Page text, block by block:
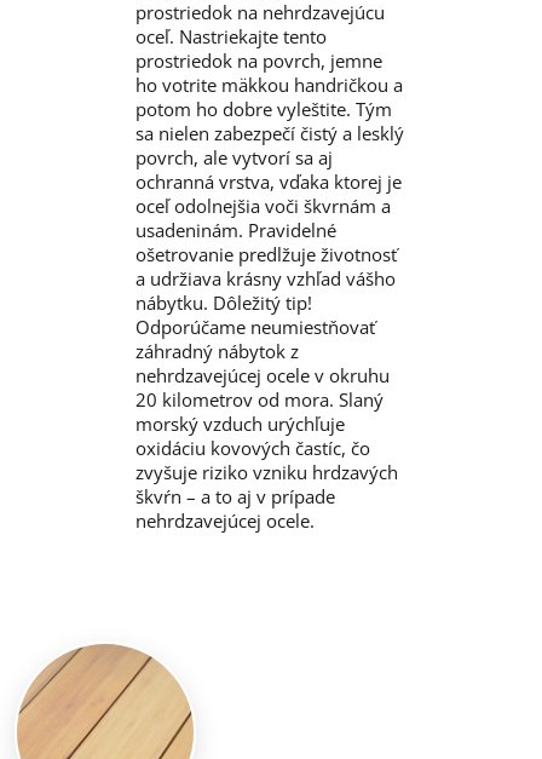
prostriedok na nehrdzavejúcu
oceľ. Nastriekajte tento
prostriedok na povrch, jemne
ho votrite mäkkou handričkou a
potom ho dobre vyleštite. Tým
sa nielen zabezpečí čistý a lesklý
povrch, ale vytvorí sa aj
ochranná vrstva, vďaka ktorej je
oceľ odolnejšia voči škvrnám a
usadeninám. Pravidelné
ošetrovanie predlžuje životnosť
a udržiava krásny vzhľad vášho
nábytku. Dôležitý tip!
Odporúčame neumiestňovať
záhradný nábytok z
nehrdzavejúcej ocele v okruhu
20 kilometrov od mora. Slaný
morský vzduch urýchľuje
oxidáciu kovových častíc, čo
zvyšuje riziko vzniku hrdzavých
škvŕn – a to aj v prípade
nehrdzavejúcej ocele.